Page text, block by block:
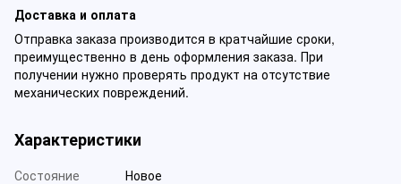
Доставка и оплата
Отправка заказа производится в кратчайшие сроки,
преимущественно в день оформления заказа. При
получении нужно проверять продукт на отсутствие
механических повреждений.
Характеристики
Состояние
Новое